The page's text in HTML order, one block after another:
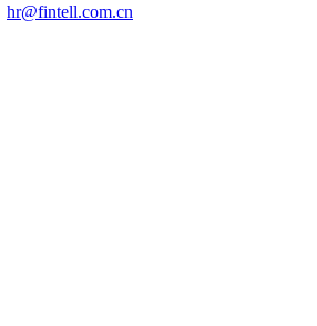
hr@fintell.com.cn